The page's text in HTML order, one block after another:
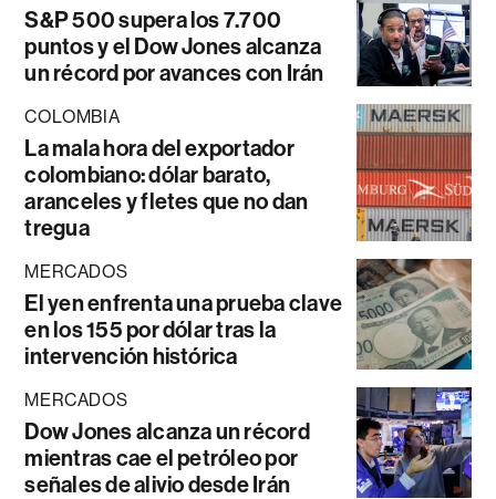
S&P 500 supera los 7.700
puntos y el Dow Jones alcanza
un récord por avances con Irán
COLOMBIA
La mala hora del exportador
colombiano: dólar barato,
aranceles y fletes que no dan
tregua
MERCADOS
El yen enfrenta una prueba clave
en los 155 por dólar tras la
intervención histórica
MERCADOS
Dow Jones alcanza un récord
mientras cae el petróleo por
señales de alivio desde Irán